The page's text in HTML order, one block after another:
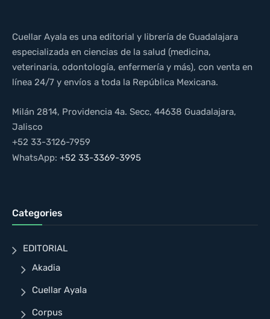
Cuellar Ayala es una editorial y librería de Guadalajara
especializada en ciencias de la salud (medicina,
veterinaria, odontología, enfermería y más), con venta en
línea 24/7 y envíos a toda la República Mexicana.
Milán 2814, Providencia 4a. Secc, 44638 Guadalajara,
Jalisco
+52 33-3126-7959
WhatsApp: +52 33-3369-3995
Categories
EDITORIAL
Akadia
Cuellar Ayala
Corpus